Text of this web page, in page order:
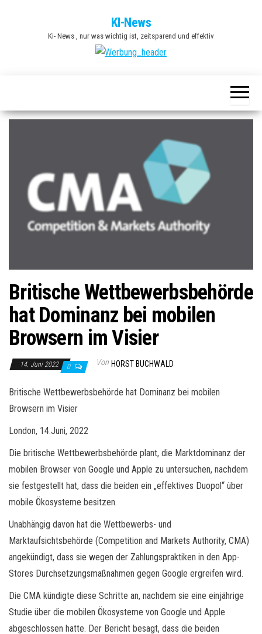
KI-News
Ki- News , nur was wichtig ist, zeitsparend und effektiv
Britische Wettbewerbsbehörde
hat Dominanz bei mobilen
Browsern im Visier
14. Juni 2022 0 Von HORST BUCHWALD
Britische Wettbewerbsbehörde hat Dominanz bei mobilen
Browsern im Visier
London, 14.Juni, 2022
Die britische Wettbewerbsbehörde plant, die Marktdominanz der
mobilen Browser von Google und Apple zu untersuchen, nachdem
sie festgestellt hat, dass die beiden ein „effektives Duopol“ über
mobile Ökosysteme besitzen.
Unabhängig davon hat die Wettbewerbs- und
Marktaufsichtsbehörde (Competition and Markets Authority, CMA)
angekündigt, dass sie wegen der Zahlungspraktiken in den App-
Stores Durchsetzungsmaßnahmen gegen Google ergreifen wird.
Die CMA kündigte diese Schritte an, nachdem sie eine einjährige
Studie über die mobilen Ökosysteme von Google und Apple
abgeschlossen hatte. Der Bericht besagt, dass die beiden